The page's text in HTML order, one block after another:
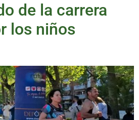
de la carrera
los niños